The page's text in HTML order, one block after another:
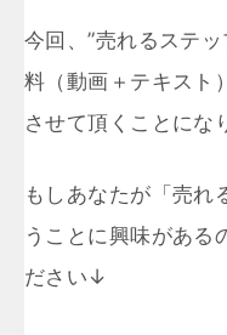
今回、”売れるステ
料（動画＋テキスト
させて頂くことにな
もしあなたが「売れ
うことに興味がある
ださい↓